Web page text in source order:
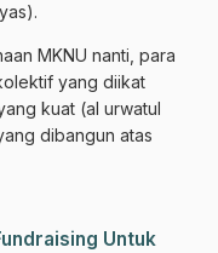
MKNU nanti, para
yang diikat
kuat (al urwatul
dibangun atas
Untuk